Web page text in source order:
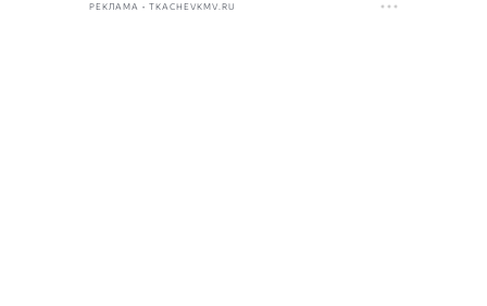
РЕКЛАМА • TKACHEVKMV.RU